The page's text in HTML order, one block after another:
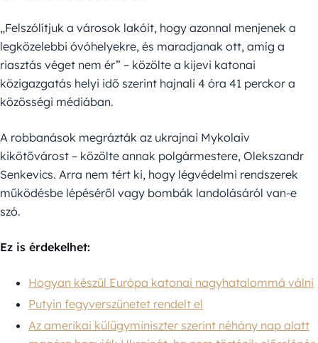
„Felszólítjuk a városok lakóit, hogy azonnal menjenek a
legközelebbi óvóhelyekre, és maradjanak ott, amíg a
riasztás véget nem ér” – közölte a kijevi katonai
közigazgatás helyi idő szerint hajnali 4 óra 41 perckor a
közösségi médiában.
A robbanások megrázták az ukrajnai Mykolaiv
kikötővárost – közölte annak polgármestere, Olekszandr
Senkevics. Arra nem tért ki, hogy légvédelmi rendszerek
működésbe lépéséről vagy bombák landolásáról van-e
szó.
Ez is érdekelhet:
Hogyan készül Európa katonai nagyhatalommá válni
Putyin fegyverszünetet rendelt el
Az amerikai külügyminiszter szerint néhány nap alatt